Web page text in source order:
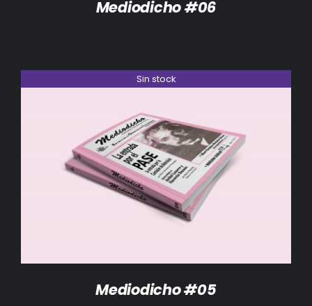
Mediodicho #06
Sin stock
DETALLES
Mediodicho #05